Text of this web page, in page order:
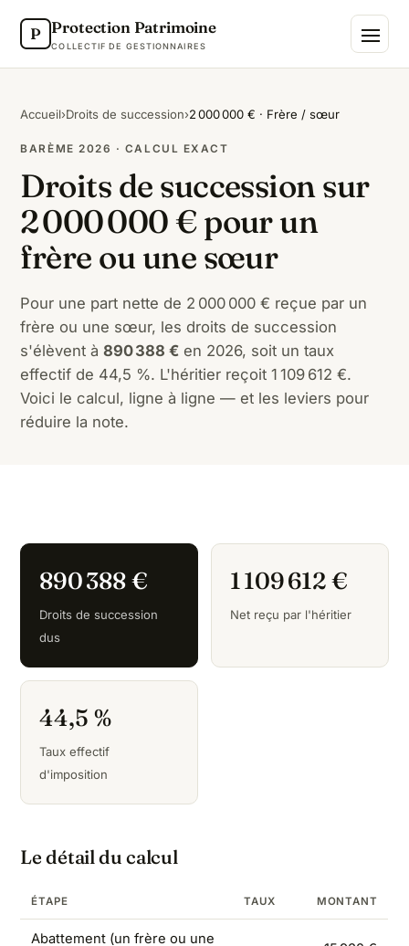
P Protection Patrimoine
COLLECTIF DE GESTIONNAIRES
Accueil›Droits de succession›2 000 000 € · Frère / sœur
BARÈME 2026 · CALCUL EXACT
Droits de succession sur
2 000 000 € pour un
frère ou une sœur
Pour une part nette de 2 000 000 € reçue par un
frère ou une sœur, les droits de succession
s'élèvent à890 388 € en 2026, soit un taux
effectif de 44,5 %. L'héritier reçoit 1 109 612 €.
Voici le calcul, ligne à ligne — et les leviers pour
réduire la note.
890 388 €
Droits de succession
dus
1 109 612 €
Net reçu par l'héritier
44,5 %
Taux effectif
d'imposition
Le détail du calcul
ÉTAPE TAUX MONTANT
Abattement (un frère ou une